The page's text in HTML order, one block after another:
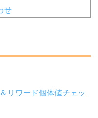
せ
リワード個体値チェッ